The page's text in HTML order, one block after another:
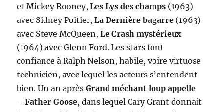
et Mickey Rooney,Les Lys des champs (1963)
avec Sidney Poitier,La Dernière bagarre (1963)
avec Steve McQueen, Le Crash mystérieux
(1964) avec Glenn Ford. Les stars font
confiance à Ralph Nelson, habile, voire virtuose
technicien, avec lequel les acteurs s’entendent
bien. Un an aprèsGrand méchant loup appelle
– Father Goose, dans lequel Cary Grant donnait